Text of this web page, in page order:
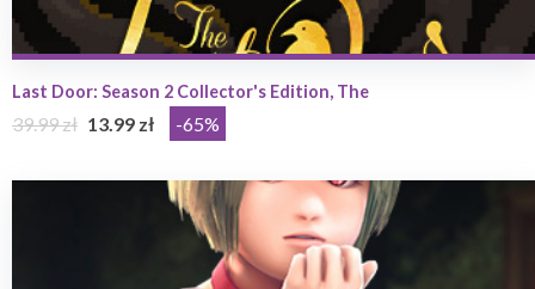
Last Door: Season 2 Collector's Edition, The
39.99 zł 13.99 zł -65%